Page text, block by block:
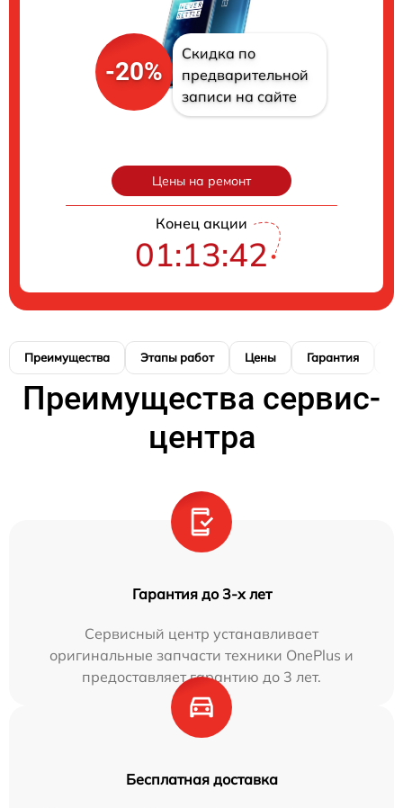
-20%
Скидка по
предварительной
записи на сайте
Цены на ремонт
Конец акции
01:13:41
Преимущества Этапы работ Цены Гарантия
Преимущества сервис-
центра
Гарантия до 3-х лет
Сервисный центр устанавливает
оригинальные запчасти техники OnePlus и
предоставляет гарантию до 3 лет.
Бесплатная доставка